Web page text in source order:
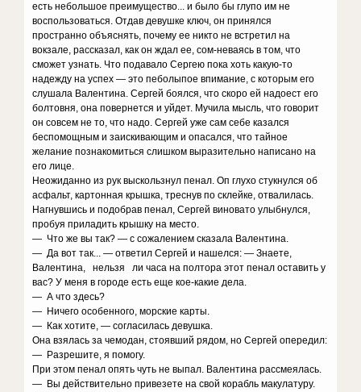
есть небольшое преимущество... и было бы глупо им не
воспользоваться. Отдав девушке ключ, он принялся
пространно объяснять, почему ее никто не встретил на
вокзале, рассказал, как он ждал ее, сом-неваясь в том, что
сможет узнать. Что подавало Сергею пока хоть какую-то
надежду на успех — это пеболыпое впимание, с которым его
слушала Валентина. Сергей боялся, что скоро ей надоест его
болтовня, она повернется и уйдет. Мучила мысль, что говорит
он совсем не то, что надо. Сергей уже сам себе казался
беспомощным и заискивающим и опасался, что тайное
желание познакомиться слишком выразительно написано на
его лице.
Неожиданно из рук выскользнул пенал. Оп глухо стукнулся об
асфальт, картонная крышка, треснув по склейке, отвалилась.
Нагнувшись и подобрав пенал, Сергей виновато улыбнулся,
пробуя приладить крышку на место.
— Что же вы так? — с сожалением сказала Валентина.
— Да вот так... — ответил Сергей и нашелся: — Знаете,
Валентина, нельзя ли часа на полтора этот пенал оставить у
вас? У меня в городе есть еще кое-какие дела.
— А что здесь?
— Ничего особенного, морские карты.
— Как хотите, — согласилась девушка.
Она взялась за чемодан, стоявший рядом, но Сергей опередил:
— Разрешите, я помогу.
При этом пенал опять чуть не выпал. Валентина рассмеялась.
— Вы действительно привезете на свой корабль макулатуру.